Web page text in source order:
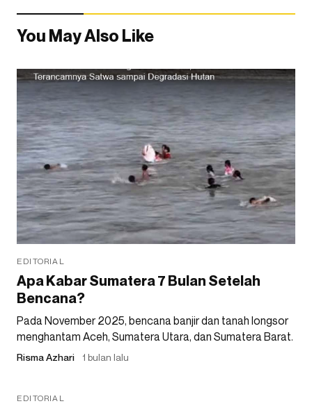
You May Also Like
EDITORIAL
Apa Kabar Sumatera 7 Bulan Setelah
Bencana?
Pada November 2025, bencana banjir dan tanah longsor
menghantam Aceh, Sumatera Utara, dan Sumatera Barat.
Risma Azhari 1 bulan lalu
EDITORIAL